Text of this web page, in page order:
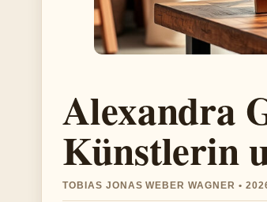
Alexandra
Künstlerin
TOBIAS JONAS WEBER WAGNER •